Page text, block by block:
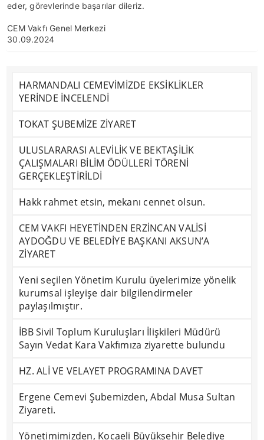
eder, görevlerinde başarılar dileriz.
CEM Vakfı Genel Merkezi
30.09.2024
HARMANDALI CEMEVİMİZDE EKSİKLİKLER
YERİNDE İNCELENDİ
TOKAT ŞUBEMİZE ZİYARET
ULUSLARARASI ALEVİLİK VE BEKTAŞİLİK
ÇALIŞMALARI BİLİM ÖDÜLLERİ TÖRENİ
GERÇEKLEŞTİRİLDİ
Hakk rahmet etsin, mekanı cennet olsun.
CEM VAKFI HEYETİNDEN ERZİNCAN VALİSİ
AYDOĞDU VE BELEDİYE BAŞKANI AKSUN’A
ZİYARET
Yeni seçilen Yönetim Kurulu üyelerimize yönelik
kurumsal işleyişe dair bilgilendirmeler
paylaşılmıştır.
İBB Sivil Toplum Kuruluşları İlişkileri Müdürü
Sayın Vedat Kara Vakfımıza ziyarette bulundu
HZ. ALİ VE VELAYET PROGRAMINA DAVET
Ergene Cemevi Şubemizden, Abdal Musa Sultan
Ziyareti.
Yönetimimizden, Kocaeli Büyükşehir Belediye